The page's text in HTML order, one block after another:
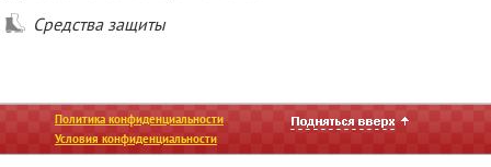
Средства защиты
Политика конфиденциальности
Условия конфиденциальности